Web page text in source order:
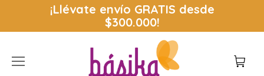
¡Llévate envío GRATIS desde
$300.000!